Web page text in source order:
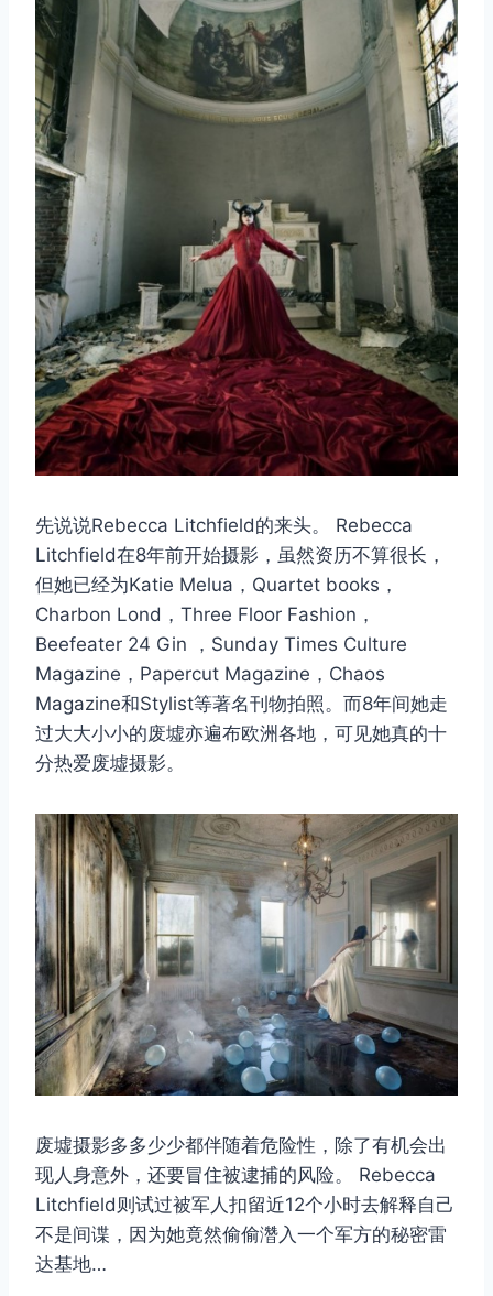
先说说Rebecca Litchfield的来头。 Rebecca
Litchfield在8年前开始摄影，虽然资历不算很长，
但她已经为Katie Melua，Quartet books，
Charbon Lond，Three Floor Fashion，
Beefeater 24 Gin ，Sunday Times Culture
Magazine，Papercut Magazine，Chaos
Magazine和Stylist等著名刊物拍照。而8年间她走
过大大小小的废墟亦遍布欧洲各地，可见她真的十
分热爱废墟摄影。
废墟摄影多多少少都伴随着危险性，除了有机会出
现人身意外，还要冒住被逮捕的风险。 Rebecca
Litchfield则试过被军人扣留近12个小时去解释自己
不是间谍，因为她竟然偷偷濳入一个军方的秘密雷
达基地…